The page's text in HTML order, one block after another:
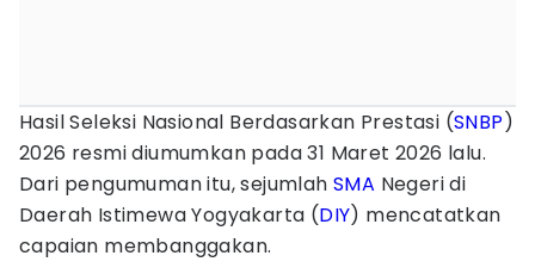
Hasil Seleksi Nasional Berdasarkan Prestasi (SNBP)
2026 resmi diumumkan pada 31 Maret 2026 lalu.
Dari pengumuman itu, sejumlah SMA Negeri di
Daerah Istimewa Yogyakarta (DIY) mencatatkan
capaian membanggakan.